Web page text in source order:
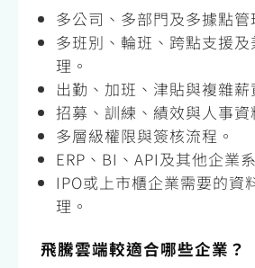
多公司、多部門及多據點管
多班別、輪班、跨點支援
理。
出勤、加班、津貼與複雜薪
招募、訓練、績效與人事資
多層級權限與簽核流程。
ERP、BI、API及其他企業
IPO或上市櫃企業需要的資
理。
飛騰雲端較適合哪些企業？